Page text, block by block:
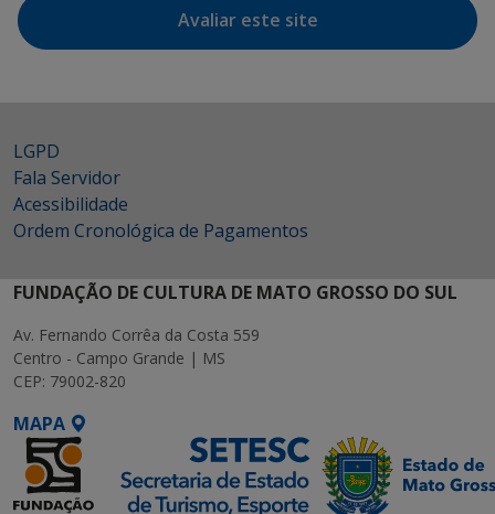
Avaliar este site
LGPD
Fala Servidor
Acessibilidade
Ordem Cronológica de Pagamentos
FUNDAÇÃO DE CULTURA DE MATO GROSSO DO SUL
Av. Fernando Corrêa da Costa 559
Centro - Campo Grande | MS
CEP: 79002-820
MAPA